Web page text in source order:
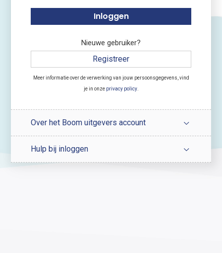
Nieuwe gebruiker?
Registreer
Meer informatie over de verwerking van jouw persoonsgegevens, vind
je in onze privacy policy.
Over het Boom uitgevers account
Hulp bij inloggen